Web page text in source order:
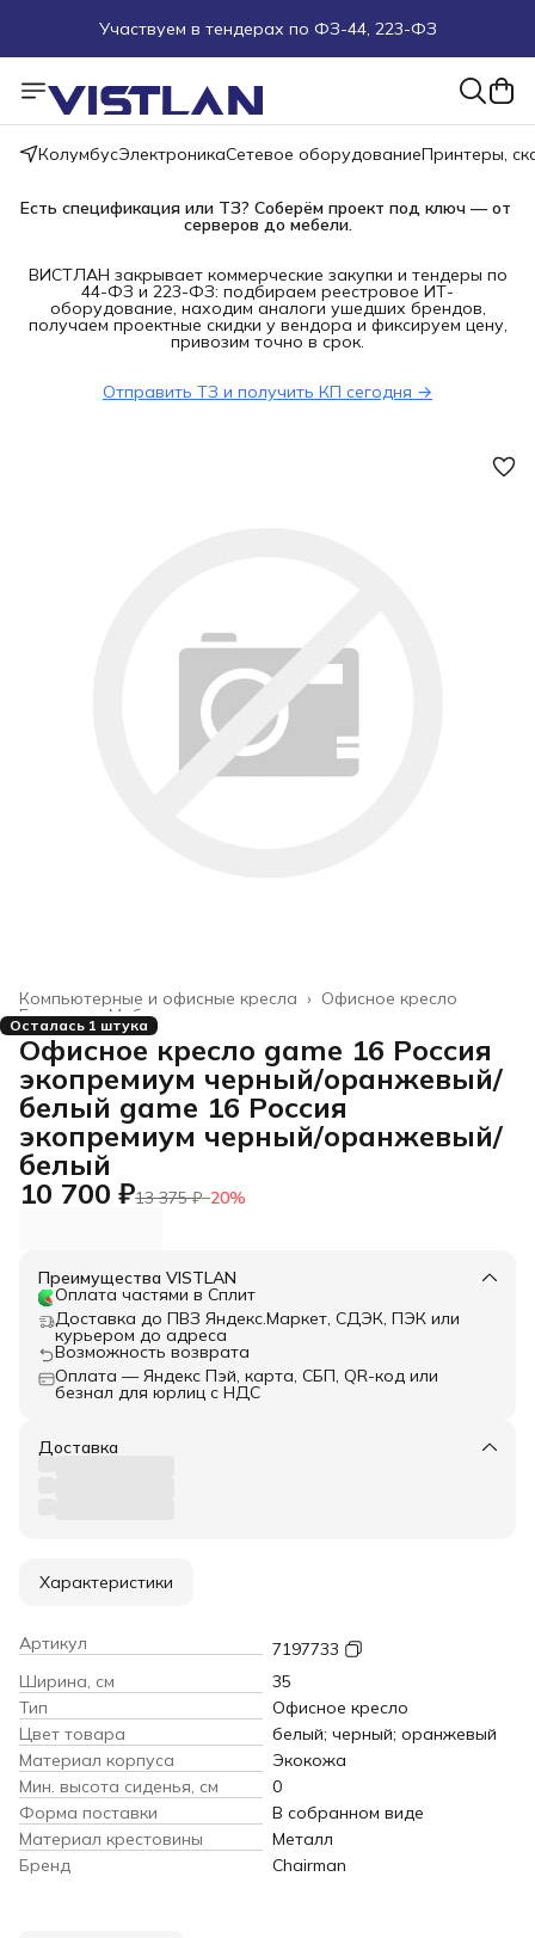
Участвуем в тендерах по ФЗ-44, 223-ФЗ
Поможем подобрать оборудование под ТЗ
Пуско-наладочные работы
Пришлите запрос на e-mail или в чат
КолумбусЭлектроникаСетевое оборудованиеПринтеры,
Есть спецификация или ТЗ? Соберём проект под ключ — от
серверов до мебели.
ВИСТЛАН закрывает коммерческие закупки и тендеры по
44-ФЗ и 223-ФЗ: подбираем реестровое ИТ-
оборудование, находим аналоги ушедших брендов,
получаем проектные скидки у вендора и фиксируем цену,
привозим точно в срок.
Отправить ТЗ и получить КП сегодня →
Офисное кресло
Компьютерные и офисные кресла ›
Мебель
Главная ›
Осталась 1 штука
Офисное кресло game 16 Россия
экопремиум черный/оранжевый/
белый game 16 Россия
экопремиум черный/оранжевый/
белый
10 700 ₽13 375 ₽−20%
Преимущества VISTLAN
Оплата частями в Сплит
Доставка до ПВЗ Яндекс.Маркет, СДЭК, ПЭК или
курьером до адреса
Возможность возврата
Оплата — Яндекс Пэй, карта, СБП, QR-код или
безнал для юрлиц с НДС
Доставка
Характеристики
Артикул
7197733
Ширина, см
35
Тип
Офисное кресло
Цвет товара
белый; черный; оранжевый
Материал корпуса
Экокожа
Мин. высота сиденья, см
0
Форма поставки
В собранном виде
Материал крестовины
Металл
Бренд
Chairman